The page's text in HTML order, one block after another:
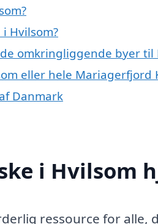
Hvilsom?
omkringliggende byer til
eller hele Mariagerfjord
Danmark
i Hvilsom
ressource for